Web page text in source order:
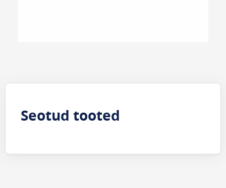
Seotud tooted